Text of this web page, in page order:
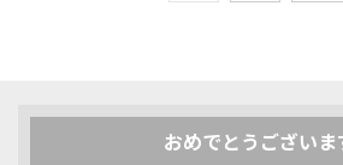
おめでとうございま